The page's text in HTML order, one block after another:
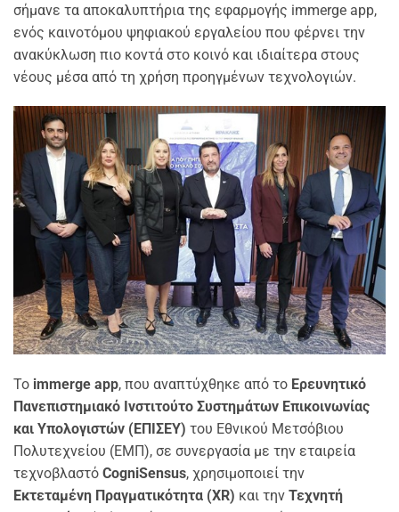
σήμανε τα αποκαλυπτήρια της εφαρμογής immerge app,
ενός καινοτόμου ψηφιακού εργαλείου που φέρνει την
ανακύκλωση πιο κοντά στο κοινό και ιδιαίτερα στους
νέους μέσα από τη χρήση προηγμένων τεχνολογιών.
Το immerge app, που αναπτύχθηκε από το Ερευνητικό
Πανεπιστημιακό Ινστιτούτο Συστημάτων Επικοινωνίας
και Υπολογιστών (ΕΠΙΣΕΥ) του Εθνικού Μετσόβιου
Πολυτεχνείου (ΕΜΠ), σε συνεργασία με την εταιρεία
τεχνοβλαστό CogniSensus, χρησιμοποιεί την
Εκτεταμένη Πραγματικότητα (XR) και την Τεχνητή